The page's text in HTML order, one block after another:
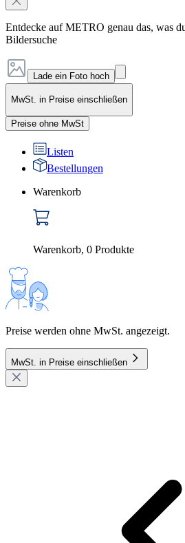
Entdecke auf METRO genau das, was
Bildersuche
Lade ein Foto hoch
MwSt. in Preise einschließen
Preise ohne MwSt
Listen
Bestellungen
Warenkorb
Warenkorb, 0 Produkte
Preise werden ohne MwSt. angezeigt.
MwSt. in Preise einschließen